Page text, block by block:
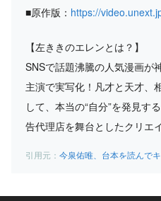
■原作版： https://
【左ききのエレンとは？】
SNSで話題沸騰の人気漫画が
主演で実写化！凡才と天才、
して、本当の“自分”を発見す
告代理店を舞台としたクリエ
今泉佑唯、台本を読んでキュン♡「